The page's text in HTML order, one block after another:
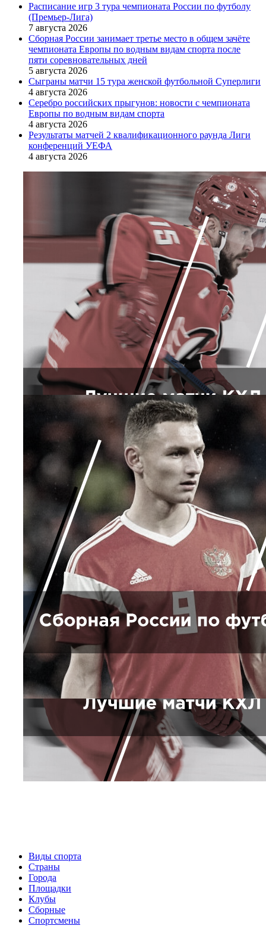
Расписание игр 3 тура чемпионата России по футболу
(Премьер-Лига)
7 августа 2026
Сборная России занимает третье место в общем зачёте
чемпионата Европы по водным видам спорта после
пяти соревновательных дней
5 августа 2026
Сыграны матчи 15 тура женской футбольной Суперлиги
4 августа 2026
Серебро российских прыгунов: новости с чемпионата
Европы по водным видам спорта
4 августа 2026
Результаты матчей 2 квалификационного раунда Лиги
конференций УЕФА
4 августа 2026
Виды спорта
Страны
Города
Площадки
Клубы
Сборные
Спортсмены